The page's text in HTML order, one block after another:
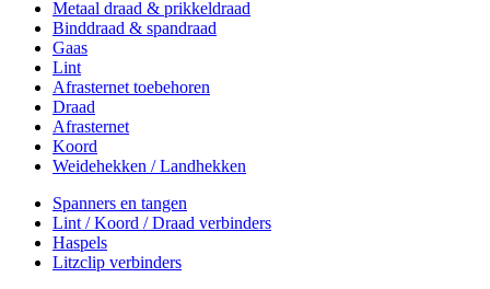
Metaal draad & prikkeldraad
Binddraad & spandraad
Gaas
Lint
Afrasternet toebehoren
Draad
Afrasternet
Koord
Weidehekken / Landhekken
Spanners en tangen
Lint / Koord / Draad verbinders
Haspels
Litzclip verbinders